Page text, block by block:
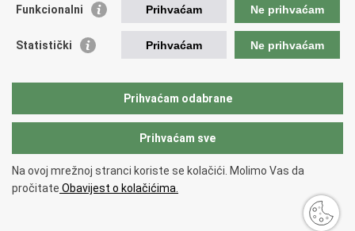
Vlada RH
ASOO
CARNET
Copyright © 2026 Ministarstvo znanosti, obrazovanja i mladih.
korištenjaIzjava o pristupačnosti
Funkcionalni Prihvaćam Ne prihvaćam
Statistički Prihvaćam Ne prihvaćam
Prihvaćam odabrane
Prihvaćam sve
Na ovoj mrežnoj stranci koriste se kolačići. Molimo Vas da
pročitate Obavijest o kolačićima.